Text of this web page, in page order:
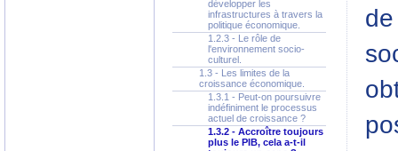
développer les
infrastructures à travers la
politique économique.
1.2.3 - Le rôle de
l'environnement socio-
culturel.
1.3 - Les limites de la
croissance économique.
1.3.1 - Peut-on poursuivre
indéfiniment le processus
actuel de croissance ?
1.3.2 - Accroître toujours
plus le PIB, cela a-t-il